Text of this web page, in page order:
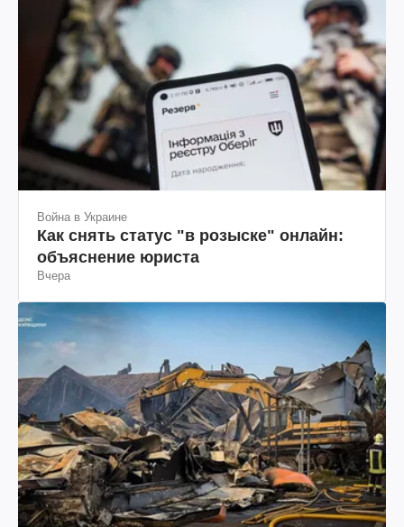
Война в Украине
Как снять статус "в розыске" онлайн:
объяснение юриста
Вчера